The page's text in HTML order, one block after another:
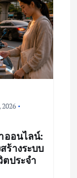
2026
ออนไลน์:
ร้างระบบ
ประจำ